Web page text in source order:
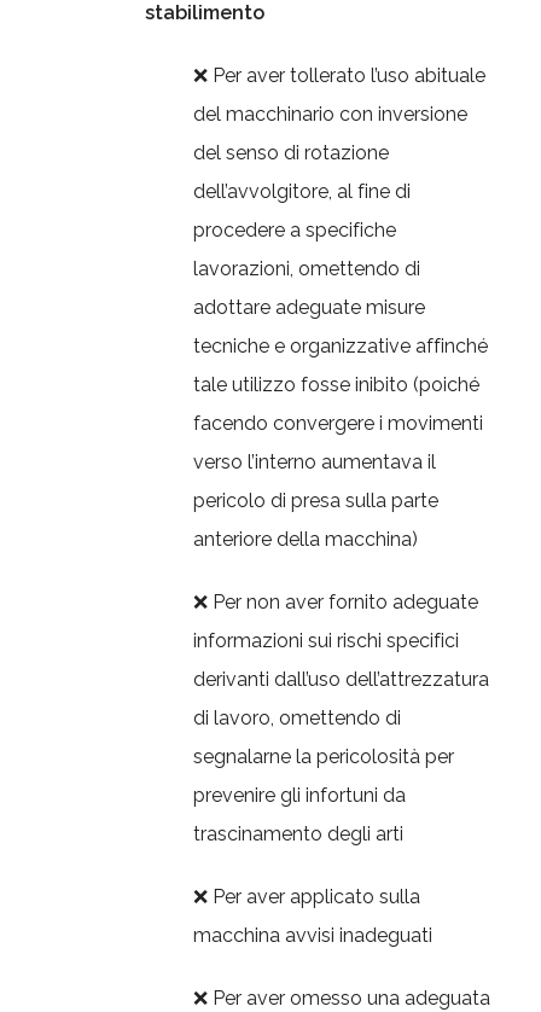
stabilimento
❌ Per aver tollerato l’uso abituale
del macchinario con inversione
del senso di rotazione
dell’avvolgitore, al fine di
procedere a specifiche
lavorazioni, omettendo di
adottare adeguate misure
tecniche e organizzative affinché
tale utilizzo fosse inibito (poiché
facendo convergere i movimenti
verso l’interno aumentava il
pericolo di presa sulla parte
anteriore della macchina)
❌ Per non aver fornito adeguate
informazioni sui rischi specifici
derivanti dall’uso dell’attrezzatura
di lavoro, omettendo di
segnalarne la pericolosità per
prevenire gli infortuni da
trascinamento degli arti
❌ Per aver applicato sulla
macchina avvisi inadeguati
❌ Per aver omesso una adeguata